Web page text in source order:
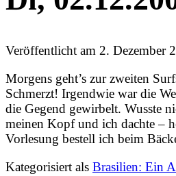
Veröffentlicht am 2. Dezember
Morgens geht’s zur zweiten
Schmerzt! Irgendwie war die
die Gegend gewirbelt. Wusste
meinen Kopf und ich dachte –
Vorlesung bestell ich beim
Kategorisiert als Brasilien: Ein